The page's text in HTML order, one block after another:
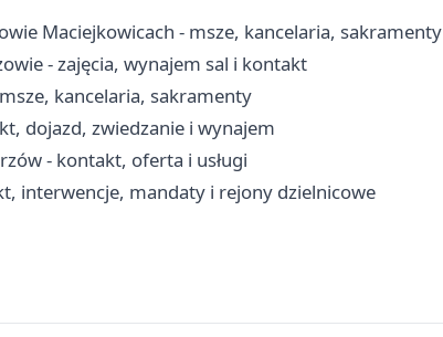
Maciejkowicach - msze, kancelaria, sakramenty
- zajęcia, wynajem sal i kontakt
kancelaria, sakramenty
dojazd, zwiedzanie i wynajem
- kontakt, oferta i usługi
interwencje, mandaty i rejony dzielnicowe